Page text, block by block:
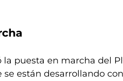
la puesta en marcha del
se están desarrollando